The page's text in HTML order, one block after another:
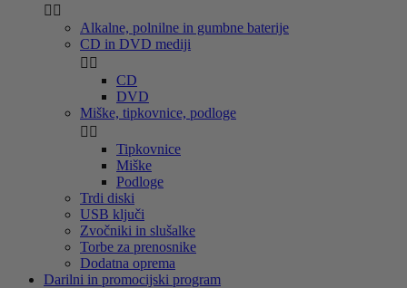
 
Alkalne, polnilne in gumbne baterije
CD in DVD mediji
 
CD
DVD
Miške, tipkovnice, podloge
 
Tipkovnice
Miške
Podloge
Trdi diski
USB ključi
Zvočniki in slušalke
Torbe za prenosnike
Dodatna oprema
Darilni in promocijski program